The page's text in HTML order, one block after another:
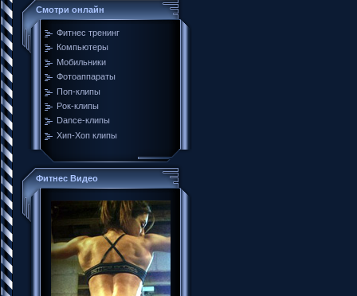
Смотри онлайн
Фитнес тренинг
Компьютеры
Мобильники
Фотоаппараты
Поп-клипы
Рок-клипы
Dance-клипы
Хип-Хоп клипы
Фитнес Видео